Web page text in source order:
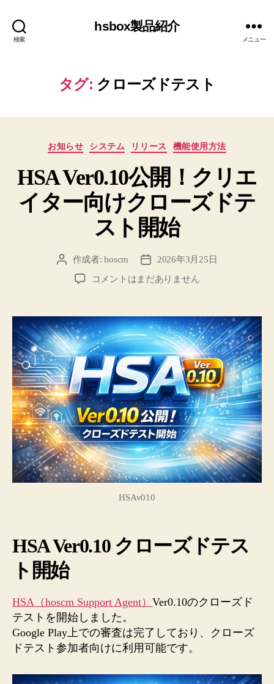
検索
hsbox製品紹介
メニュー
タグ: クローズドテスト
カ
ゴ
リ
ー
お知らせ システム リリース 機能使用方法
HSA Ver0.10公開！クリエ
イター向けクローズドテ
スト開始
投
作成者:hoscm
投
稿
日
2026年3月25日
HSA
開！
ク
リ
エ
イ
タ
ー
向
け
ク
ロ
ー
ズ
開
コメントはまだありません
HSAv010
HSA Ver0.10 クローズドテス
ト開始
HSA（hoscm Support Agent） Ver0.10のクローズド
テストを開始しました。
Google Play上での審査は完了しており、クローズ
ドテスト参加者向けに利用可能です。